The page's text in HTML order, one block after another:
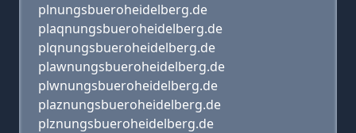
plnungsbueroheidelberg.de
plaqnungsbueroheidelberg.de
plqnungsbueroheidelberg.de
plawnungsbueroheidelberg.de
plwnungsbueroheidelberg.de
plaznungsbueroheidelberg.de
plznungsbueroheidelberg.de